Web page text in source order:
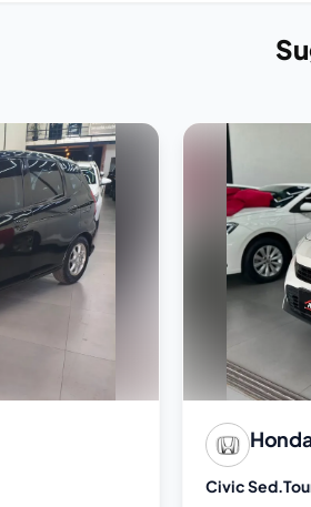
Civic